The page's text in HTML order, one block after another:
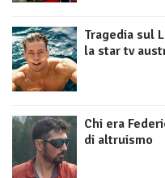
Tragedia sul
la star tv
Chi era
di altruismo